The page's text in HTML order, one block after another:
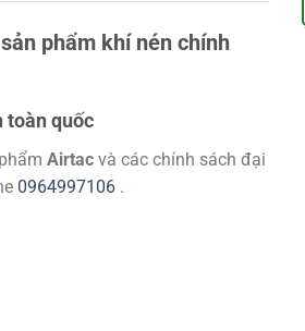
phẩm khí nén chính
toàn quốc
Airtacvà các chính sách đại
0964997106 .